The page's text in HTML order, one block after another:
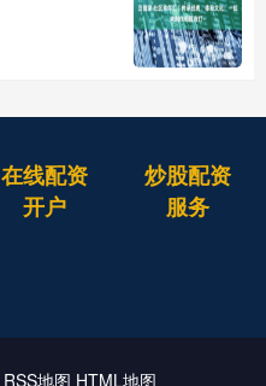
在线配资
开户
炒股配资
服务
RSS地图 HTML地图